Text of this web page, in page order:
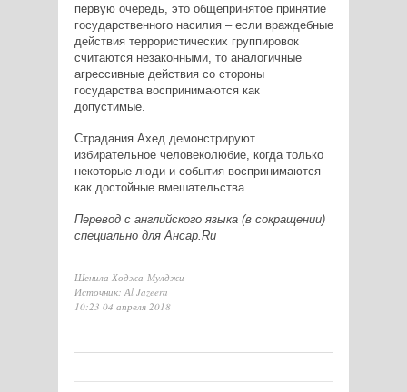
первую очередь, это общепринятое принятие
государственного насилия – если враждебные
действия террористических группировок
считаются незаконными, то аналогичные
агрессивные действия со стороны
государства воспринимаются как
допустимые.
Страдания Ахед демонстрируют
избирательное человеколюбие, когда только
некоторые люди и события воспринимаются
как достойные вмешательства.
Перевод с английского языка (в сокращении)
специально для Ансар. Ru
Шенила Ходжа-Мулджи
Источник: Аl Jazeera
10:23 04 апреля 2018